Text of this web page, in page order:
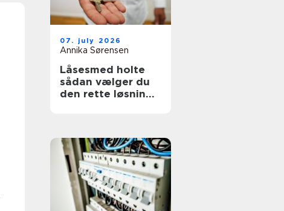
07. july 2026
Annika Sørensen
Låsesmed holte
sådan vælger du
den rette løsning